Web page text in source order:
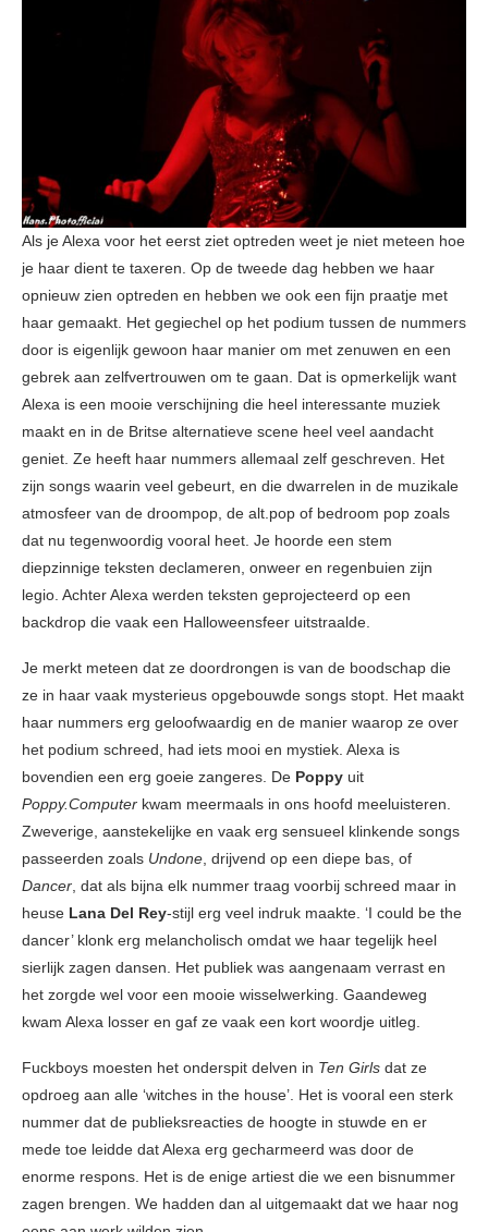
Als je Alexa voor het eerst ziet optreden weet je niet meteen hoe
je haar dient te taxeren. Op de tweede dag hebben we haar
opnieuw zien optreden en hebben we ook een fijn praatje met
haar gemaakt. Het gegiechel op het podium tussen de nummers
door is eigenlijk gewoon haar manier om met zenuwen en een
gebrek aan zelfvertrouwen om te gaan. Dat is opmerkelijk want
Alexa is een mooie verschijning die heel interessante muziek
maakt en in de Britse alternatieve scene heel veel aandacht
geniet. Ze heeft haar nummers allemaal zelf geschreven. Het
zijn songs waarin veel gebeurt, en die dwarrelen in de muzikale
atmosfeer van de droompop, de alt.pop of bedroom pop zoals
dat nu tegenwoordig vooral heet. Je hoorde een stem
diepzinnige teksten declameren, onweer en regenbuien zijn
legio. Achter Alexa werden teksten geprojecteerd op een
backdrop die vaak een Halloweensfeer uitstraalde.
Je merkt meteen dat ze doordrongen is van de boodschap die
ze in haar vaak mysterieus opgebouwde songs stopt. Het maakt
haar nummers erg geloofwaardig en de manier waarop ze over
het podium schreed, had iets mooi en mystiek. Alexa is
bovendien een erg goeie zangeres. De Poppy uit
Poppy.Computer kwam meermaals in ons hoofd meeluisteren.
Zweverige, aanstekelijke en vaak erg sensueel klinkende songs
passeerden zoals Undone, drijvend op een diepe bas, of
Dancer, dat als bijna elk nummer traag voorbij schreed maar in
heuse Lana Del Rey-stijl erg veel indruk maakte. ‘I could be the
dancer’ klonk erg melancholisch omdat we haar tegelijk heel
sierlijk zagen dansen. Het publiek was aangenaam verrast en
het zorgde wel voor een mooie wisselwerking. Gaandeweg
kwam Alexa losser en gaf ze vaak een kort woordje uitleg.
Fuckboys moesten het onderspit delven in Ten Girls dat ze
opdroeg aan alle ‘witches in the house’. Het is vooral een sterk
nummer dat de publieksreacties de hoogte in stuwde en er
mede toe leidde dat Alexa erg gecharmeerd was door de
enorme respons. Het is de enige artiest die we een bisnummer
zagen brengen. We hadden dan al uitgemaakt dat we haar nog